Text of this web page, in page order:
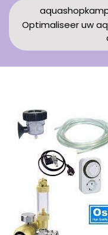
Optimaliseer uw